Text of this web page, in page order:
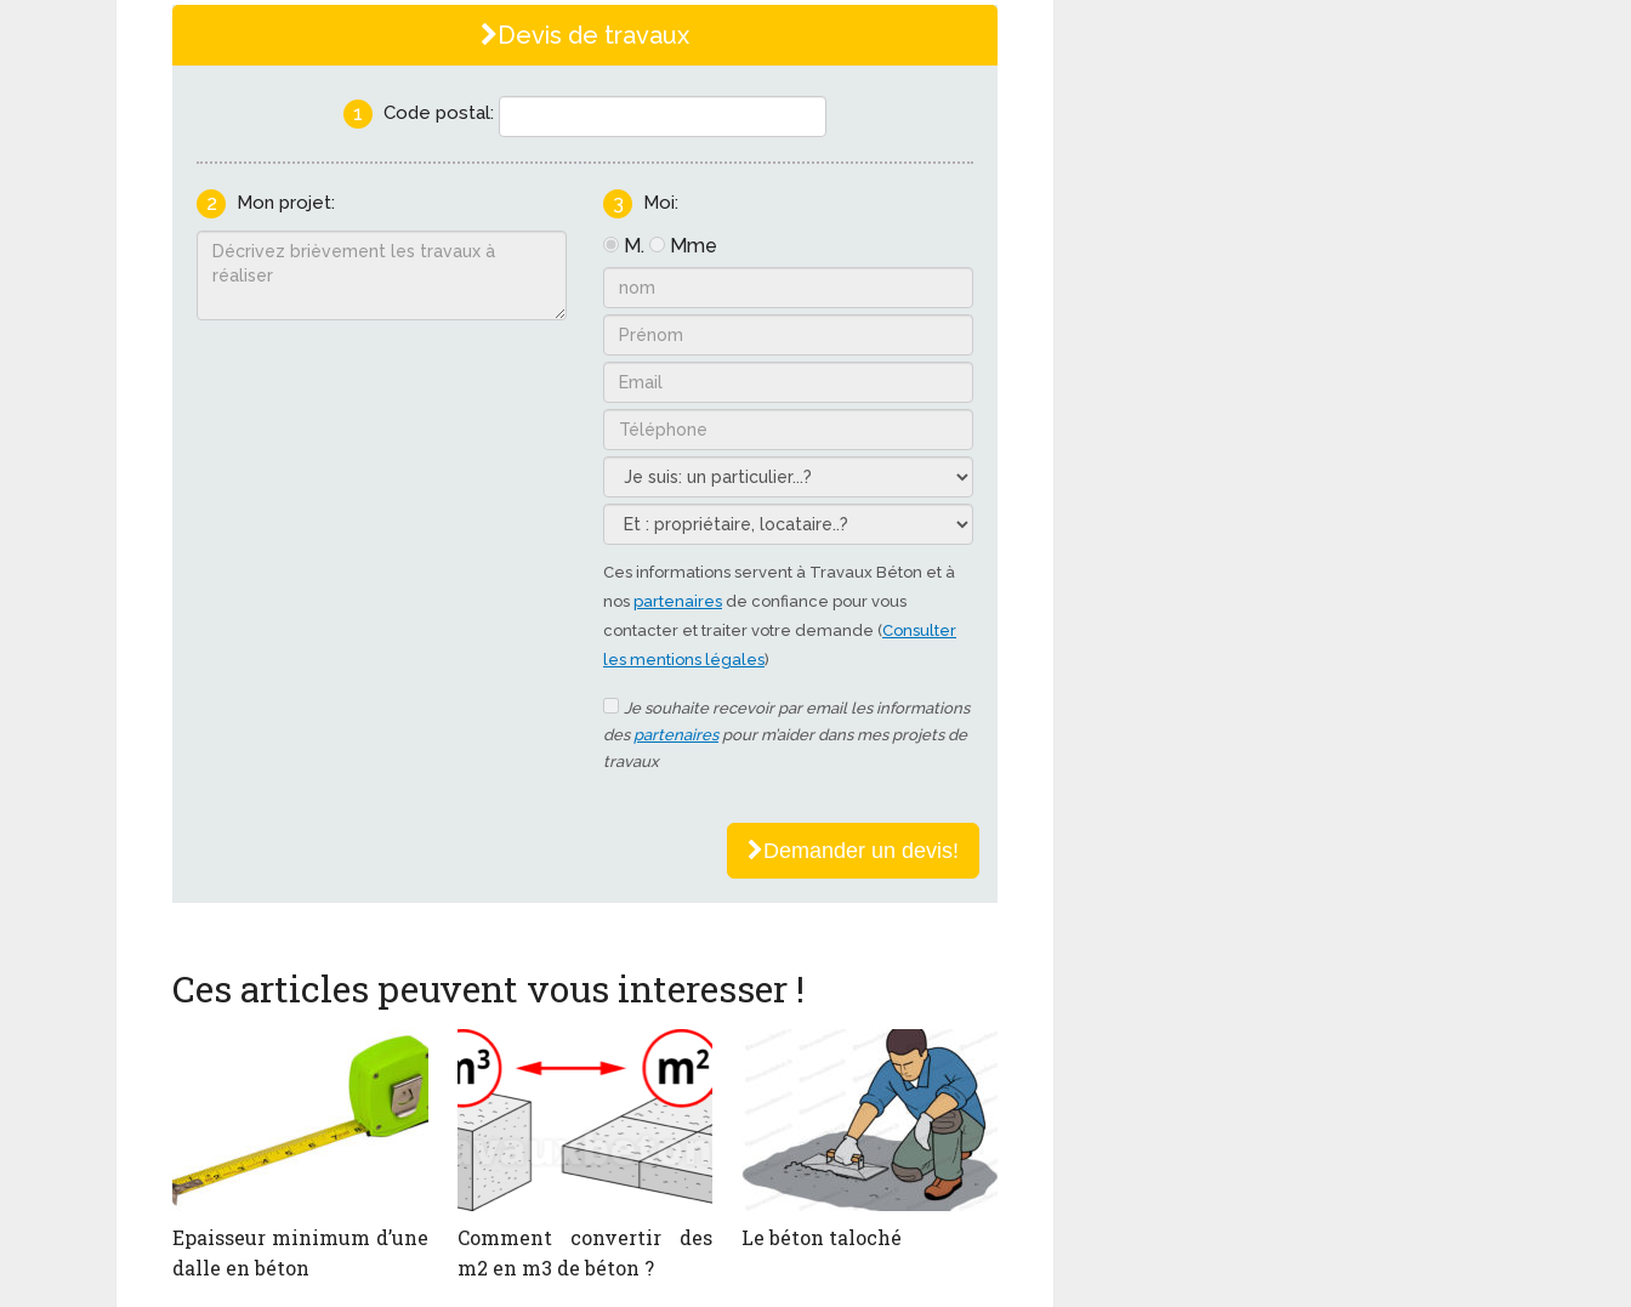
Devis de travaux
1 Code postal:
2 Mon projet: 3 Moi:
M. Mme
Ces informations servent à Travaux Béton et à
nos partenaires de confiance pour vous
contacter et traiter votre demande (Consulter
les mentions légales)
Je souhaite recevoir par email les informations
des partenairespour m’aider dans mes projets de
travaux
Demander un devis!
Ces articles peuvent vous interesser !
Epaisseur minimum d’une
dalle en béton
Comment convertir des
m2 en m3 de béton ?
Le béton taloché